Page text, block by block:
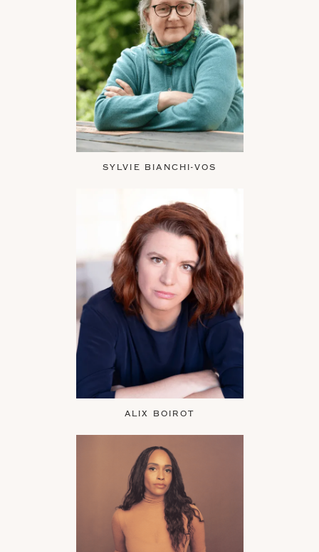
SYLVIE BIANCHI-VOS
ALIX BOIROT